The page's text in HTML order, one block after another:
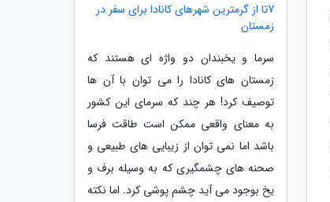
7تا از گرمترین شهرهای کانادا برای سفر در
زمستان
سرما و یخبندان دو واژه ای هستند که
زمستان های کانادا را می توان با آن ها
توصیف کرد! هر چند که سرمای این کشور
به معنای واقعی ممکن است طاقت فرسا
باشد اما نمی توان از زیبایی های طبیعی و
صحنه های چشمگیری که به وسیله برف و
یخ بوجود می آید چشم پوشی کرد. اما نکته